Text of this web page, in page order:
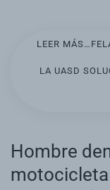
LEER
LA UASD
Hombre